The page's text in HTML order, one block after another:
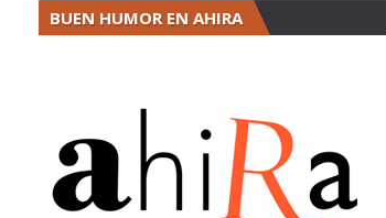
BUEN HUMOR EN AHIRA